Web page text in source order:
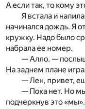
А если так, то кому
Я встала и
начинался дождь. Я
кружку. Надо было
набрала ее номер.
— Алло. —
На заднем плане
— Лен, привет,
— Пока нет. Но
подчеркнув это